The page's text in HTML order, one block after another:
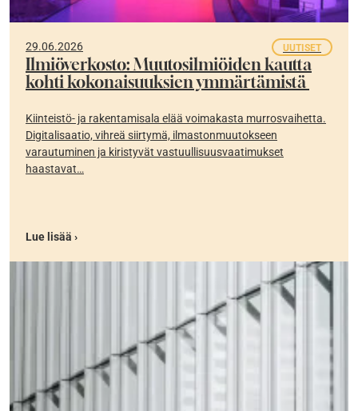
29.06.2026 UUTISET
Ilmiöverkosto: Muutosilmiöiden kautta
kohti kokonaisuuksien ymmärtämistä
Kiinteistö- ja rakentamisala elää voimakasta murrosvaihetta.
Digitalisaatio, vihreä siirtymä, ilmastonmuutokseen
varautuminen ja kiristyvät vastuullisuusvaatimukset
haastavat…
Lue lisää ›